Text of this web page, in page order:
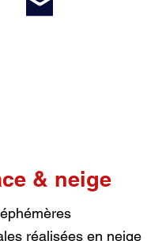
& neige
réalisées en neige